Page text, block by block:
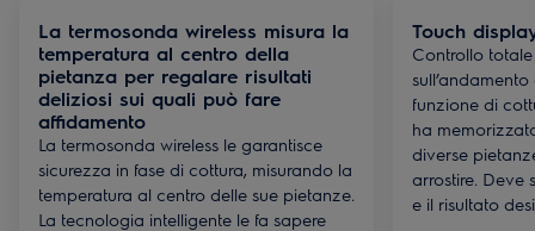
La termosonda wireless misura la
temperatura al centro della
pietanza per regalare risultati
deliziosi sui quali può fare
affidamento
La termosonda wireless le garantisce
sicurezza in fase di cottura, misurando la
temperatura al centro delle sue pietanze.
La tecnologia intelligente le fa sapere
Touch
Controllo
funzione di
ha
diverse
arrostire. Deve
e il risultato